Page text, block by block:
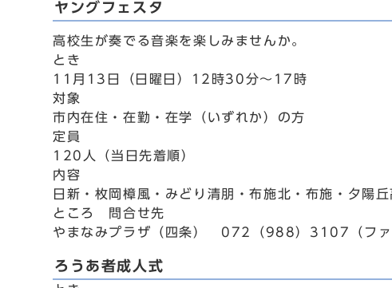
ヤングフェスタ
高校生が奏でる音楽を楽しみませんか。
とき
11月13日（日曜日）12時30分～17時
対象
市内在住・在勤・在学（いずれか）の方
定員
120人（当日先着順）
内容
日新・枚岡樟風・みどり清朋・布施北・布施・夕陽
ところ 問合せ先
やまなみプラザ（四条） 072（988）3107（ファ
ろうあ者成人式